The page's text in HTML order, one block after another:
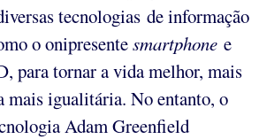
tecnologias de informação
o onipresentesmartphone e
para tornar a vida melhor, mais
mais igualitária. No entanto, o
Adam Greenfield